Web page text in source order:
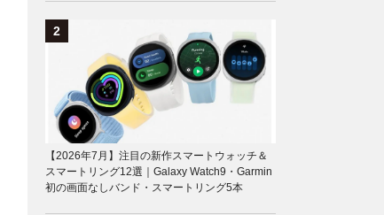
【2026年7月】注目の新作スマートウォッチ＆
スマートリング12選｜Galaxy Watch9・Garmin
初の画面なしバンド・スマートリング5本